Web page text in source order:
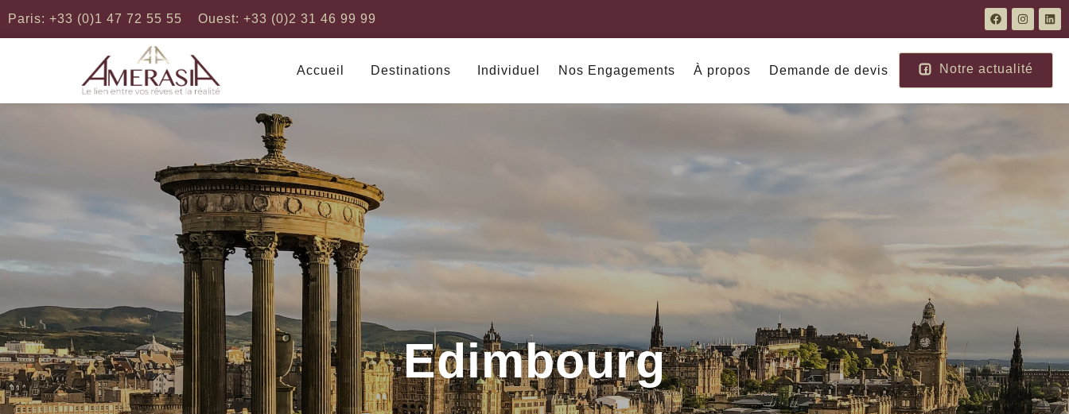
Paris: +33 (0)1 47 72 55 55 Ouest: +33 (0)2 31 46 99 99
Accueil Destinations
Senegal
Kenya
Namibie
Tanzanie
Amérique du Nord
Etats-Unis d'Amérique
Canada
Amerique Centrale
Cuba
Guatemala
Mexique
Panama
Belize
Bresil
Equateur
Perou
Malaisie
Singapour
Thaïlande Vietnam
Sri Lanka
Nepal Mongolie
Ouzbekistan
Islande
Italie
Malte
Monténégro
Nouveautés
Arabie Saoudite
Qatar
Balnéaires
Escapades
Individuel Nos Engagements À propos Demande de devis Notre actualité
Edimbourg